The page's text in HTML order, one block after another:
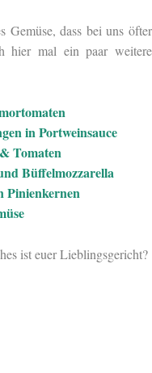
dass bei uns öfter
hier mal ein paar weitere
in Portweinsauce
Tomaten
Büffelmozzarella
Pinienkernen
ist euer Lieblingsgericht?